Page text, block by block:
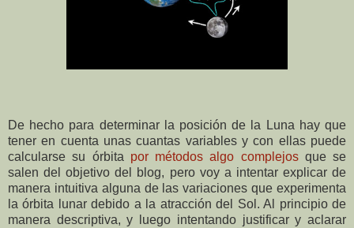
De hecho para determinar la posición de la Luna hay que
tener en cuenta unas cuantas variables y con ellas puede
calcularse su órbita por métodos algo complejos que se
salen del objetivo del blog, pero voy a intentar explicar de
manera intuitiva alguna de las variaciones que experimenta
la órbita lunar debido a la atracción del Sol. Al principio de
manera descriptiva, y luego intentando justificar y aclarar